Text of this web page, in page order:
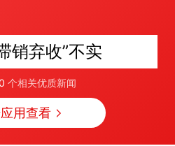
销弃收”不实
个相关优质新闻
用查看